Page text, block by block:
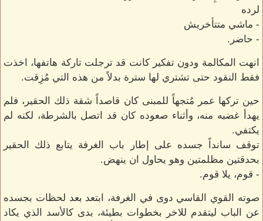
لرده
- ماشي متتأخريش
- حاضر.
انهت المكالمة ودون تفكير كانت قد ترجلت تاركة هاتفها، اخذت
فقط النقود حتى تشتري لها سترة بدلاً من هذه التي مُزِقت.
حين تركها عمر مُتجهاً للمبنى كان قاصداً شقة ذلك الحقير، فلم
يهدأ غضبه منه، وأثناء صعوده كان قد اتصل بالشرطة، لكنه لم
يكتفي.
توقف سانداً جسده على إطار باب الغرفة يتابع ذلك الحقير
بحدقتين مظلمتين وهو يحاول ان ينهض.
- قوم، يلا قوم.
صوته القوي القاسي دوى في الغرفة، ابتعد بعد لحظات بجسده
عن الباب ليتقدم للاخر بخطوات بطيئة، بدى كالأسد الذي يكاد